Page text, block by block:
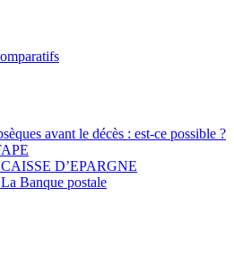
avant le décès : est-ce possible ?
CAISSE D’EPARGNE
Banque postale